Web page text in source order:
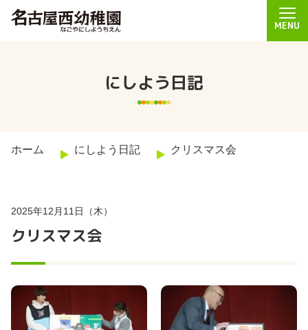
MENU
にしよう日記
ホーム にしよう日記 クリスマス会
2025年12月11日（木）
クリスマス会